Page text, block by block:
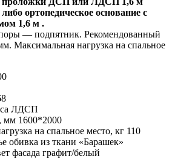
ортопедическое основание с
1,6 м .
— подпятник. Рекомендованный
Максимальная нагрузка на спальное
ЛДСП
мм 1600*2000
на спальное место, кг 110
обивка из ткани «Барашек»
фасада графит/белый